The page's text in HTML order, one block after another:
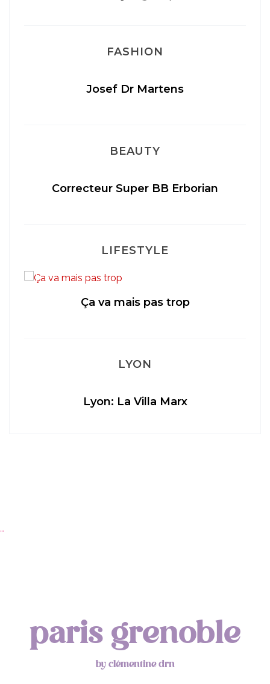
FASHION
Josef Dr Martens
BEAUTY
Correcteur Super BB Erborian
LIFESTYLE
Ça va mais pas trop
LYON
Lyon: La Villa Marx
…
paris grenoble
by clémentine drn